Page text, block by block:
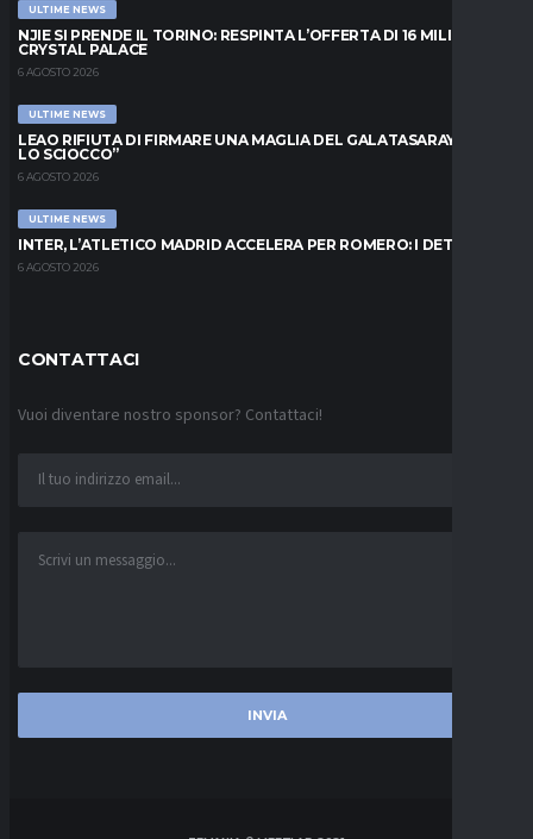
ULTIME NEWS
NJIE SI PRENDE IL TORINO: RESPINTA L’OFFERTA DI 16 MILIONI DAL
CRYSTAL PALACE
6 AGOSTO 2026
ULTIME NEWS
LEAO RIFIUTA DI FIRMARE UNA MAGLIA DEL GALATASARAY: “FAI
LO SCIOCCO”
6 AGOSTO 2026
ULTIME NEWS
INTER, L’ATLETICO MADRID ACCELERA PER ROMERO: I DETTAGLI
6 AGOSTO 2026
CONTATTACI
Vuoi diventare nostro sponsor? Contattaci!